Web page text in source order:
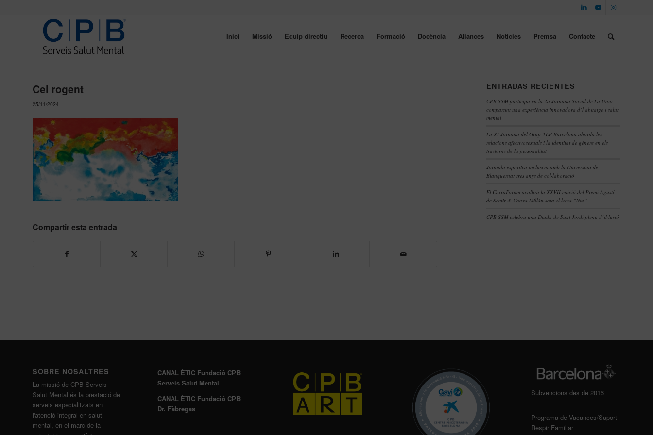
Inici Missió Equip directiu Recerca Formació Docència Aliances Notícies Premsa Contacte
Cel rogent
25/11/2024
Compartir esta entrada
ENTRADAS RECIENTES
CPB SSM participa en la 2a Jornada Social de La Unió
compartint una experiència innovadora d’habitatge i salut
mental
La XI Jornada del Grup-TLP Barcelona aborda les
relacions afectivosexuals i la identitat de gènere en els
trastorns de la personalitat
Jornada esportiva inclusiva amb la Universitat de
Blanquerna: tres anys de col·laboració
El CaixaForum acollirà la XXVII edició del Premi Agustí
de Semir & Conxa Millán sota el lema “Niu”
CPB SSM celebra una Diada de Sant Jordi plena d’il·lusió
SOBRE NOSALTRES
La missió de CPB Serveis
Salut Mental és la prestació de
serveis especialitzats en
l'atenció integral en salut
mental, en el marc de la
CANAL ÈTIC Fundació CPB
Serveis Salut Mental
CANAL ÈTIC Fundació CPB
Dr. Fàbregas
Subvencions des de 2016
Programa de Vacances/Suport
Respir Familiar